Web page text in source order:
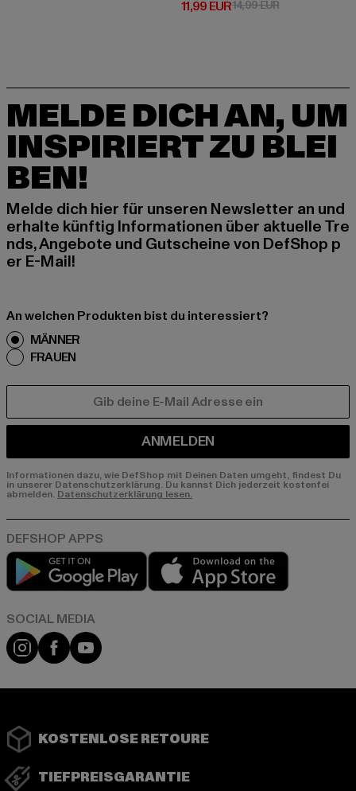
11,99 EUR
Derzeitiger Preis: 11,99 EUR
14,99 EURAktionspreis:
MELDE DICH AN, UM
INSPIRIERT ZU BLEI
BEN!
Melde dich hier für unseren Newsletter an und
erhalte künftig Informationen über aktuelle Tre
nds, Angebote und Gutscheine von DefShop p
er E-Mail!
An welchen Produkten bist du interessiert?
MÄNNER
FRAUEN
ANMELDEN
Informationen dazu, wie DefShop mit Deinen Daten umgeht, findest Du
in unserer Datenschutzerklärung. Du kannst Dich jederzeit kostenfei
abmelden. Datenschutzerklärung lesen.
Play market
Instagram
FacebookYouTube
KOSTENLOSE RETOURE
TIEFPREISGARANTIE